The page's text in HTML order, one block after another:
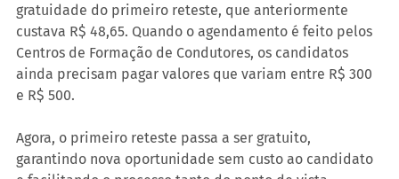
gratuidade do primeiro reteste, que anteriormente
custava R$ 48,65. Quando o agendamento é feito pelos
Centros de Formação de Condutores, os candidatos
ainda precisam pagar valores que variam entre R$ 300
e R$ 500.
Agora, o primeiro reteste passa a ser gratuito,
garantindo nova oportunidade sem custo ao candidato